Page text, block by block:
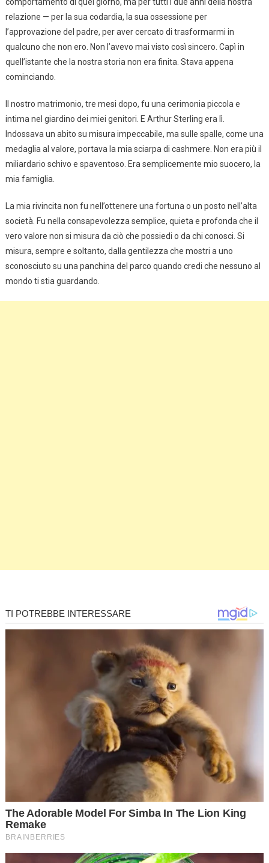
relazione — per la sua codardia, la sua ossessione per
l’approvazione del padre, per aver cercato di trasformarmi in
qualcuno che non ero. Non l’avevo mai visto così sincero. Capì in
quell’istante che la nostra storia non era finita. Stava appena
cominciando.
Il nostro matrimonio, tre mesi dopo, fu una cerimonia piccola e
intima nel giardino dei miei genitori. E Arthur Sterling era lì.
Indossava un abito su misura impeccabile, ma sulle spalle, come una
medaglia al valore, portava la mia sciarpa di cashmere. Non era più il
miliardario schivo e spaventoso. Era semplicemente mio suocero, la
mia famiglia.
La mia rivincita non fu nell’ottenere una fortuna o un posto nell’alta
società. Fu nella consapevolezza semplice, quieta e profonda che il
vero valore non si misura da ciò che possiedi o da chi conosci. Si
misura, sempre e soltanto, dalla gentilezza che mostri a uno
sconosciuto su una panchina del parco quando credi che nessuno al
mondo ti stia guardando.